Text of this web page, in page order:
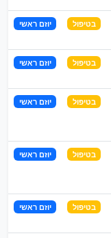
בטיפול יוזם ראשי
בטיפול יוזם ראשי
בטיפול יוזם ראשי
בטיפול יוזם ראשי
בטיפול יוזם ראשי